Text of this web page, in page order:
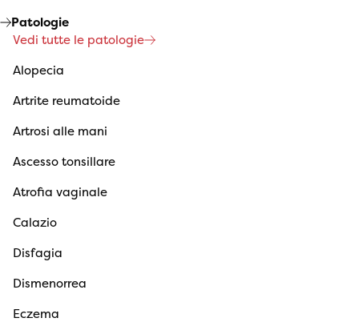
Patologie
Vedi tutte le patologie
Alopecia
Artrite reumatoide
Artrosi alle mani
Ascesso tonsillare
Atrofia vaginale
Calazio
Disfagia
Dismenorrea
Eczema